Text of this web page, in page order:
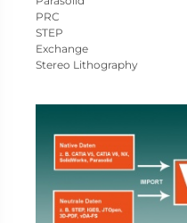
PRC
STEP
Exchange
Stereo Lithography